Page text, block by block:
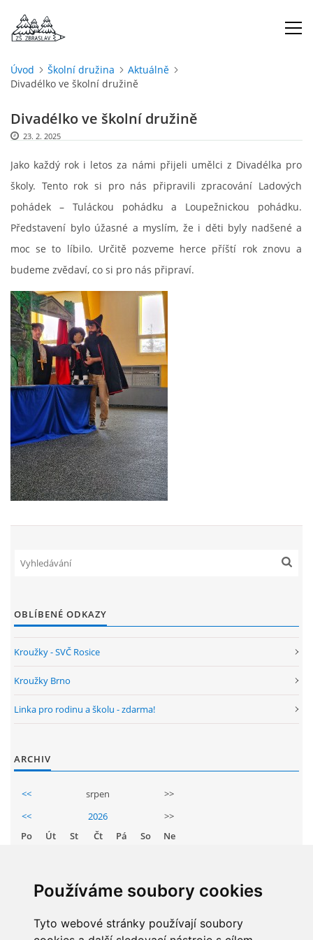
Používáme soubory cookies
Tyto webové stránky používají soubory
ÚVOD
O NÁS
ŠKOLNÍ ROK
DOKUMENTY
ŠKOLSKÁ RADA
PROJEKTY
ENVIRONMENTÁLNÍ VÝCHOVA
FOTOALBUM
ŠKOLNÍ DRUŽINA
ŠKOLNÍ JÍDELNA
PŘEDŠKOLÁCI
REZERVAČNÍ SYSTÉM SPORTOVNÍ HALY
NAUČNÁ STEZKA ZBRASLAV
Úvod Školní družina
Aktuálně
Divadélko ve školní družině
Divadélko ve školní družině
23. 2. 2025
Jako každý rok i letos za námi přijeli umělci z Divadélka pro
školy. Tento rok si pro nás připravili zpracování Ladových
pohádek – Tuláckou pohádku a Loupežnickou pohádku.
Představení bylo úžasné a myslím, že i děti byly nadšené a
moc se to líbilo. Určitě pozveme herce příští rok znovu a
budeme zvědaví, co si pro nás připraví.
OBLÍBENÉ ODKAZY
Kroužky - SVČ Rosice
Kroužky Brno
Linka pro rodinu a školu - zdarma!
ARCHIV
<< srpen
>>
<<
2026
>>
Po
Út St Čt Pá So
Ne
11 12 13 14 15
16
18 19 20 21 22
23